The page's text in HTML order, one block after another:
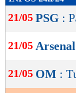
de
lecture
OK
21/05 PSG :
21/05 Arsenal
21/05 OM :